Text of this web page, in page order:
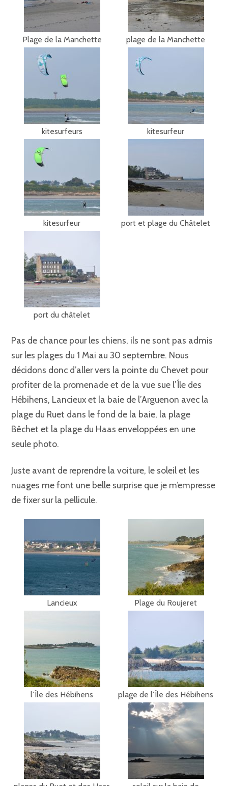
Plage de la Manchette plage de la Manchette
kitesurfeurs kitesurfeur
kitesurfeur port et plage du Châtelet
port du châtelet
Pas de chance pour les chiens, ils ne sont pas admis
sur les plages du 1 Mai au 30 septembre. Nous
décidons donc d’aller vers la pointe du Chevet pour
profiter de la promenade et de la vue sue l’Île des
Hébihens, Lancieux et la baie de l’Arguenon avec la
plage du Ruet dans le fond de la baie, la plage
Bêchet et la plage du Haas enveloppées en une
seule photo.
Juste avant de reprendre la voiture, le soleil et les
nuages me font une belle surprise que je m’empresse
de fixer sur la pellicule.
Lancieux Plage du Roujeret
l’Île des Hébihens plage de l’Île des Hébihens